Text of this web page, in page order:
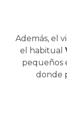
Además, el
el habitual
pequeños
donde